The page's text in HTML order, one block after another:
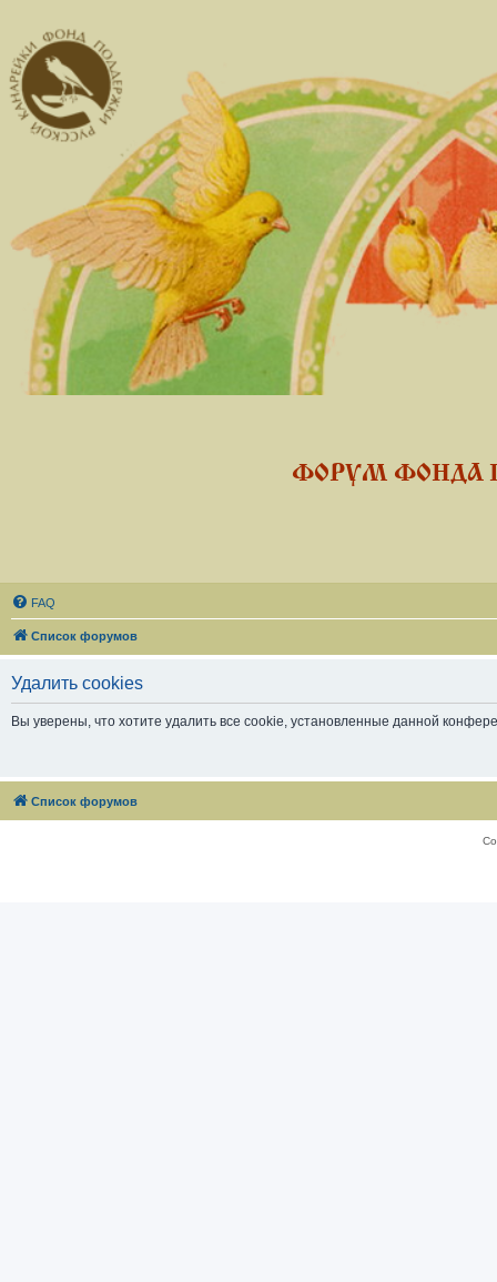
ФОРУМ ФОНДА
FAQ
Список форумов
Удалить cookies
Вы уверены, что хотите удалить все cookie, установленные данной
Список форумов